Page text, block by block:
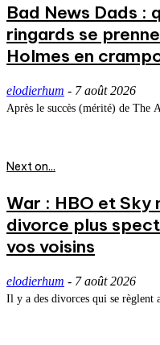
Bad News Dads :
ringards se
Holmes en
elodierhum - 7 août 2026
Après le succès (mérité) de The
Next on...
War : HBO et Sky
divorce plus
vos voisins
elodierhum - 7 août 2026
Il y a des divorces qui se règlent